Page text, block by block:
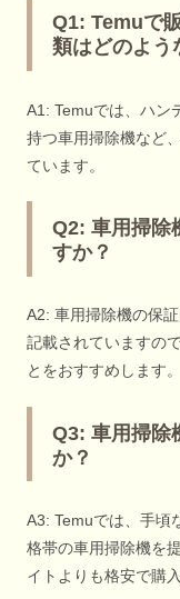
Q1: Temuで
類はどのよう
A1: Temuでは、ハン
持つ車用掃除機など
ています。
Q2: 車用掃除
すか？
A2: 車用掃除機の保
記載されていますの
とをおすすめします。
Q3: 車用掃除
か？
A3: Temuでは、手頃
格帯の車用掃除機を
イトよりも格安で購